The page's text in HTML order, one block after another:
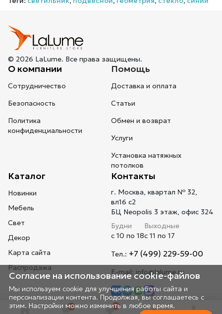
0 0
© 2026 LaLume. Все права защищены.
О компании
Сотрудничество
Безопасность
Политика
конфиденциальности
Помощь
Доставка и оплата
Статьи
Обмен и возврат
Услуги
Установка натяжных
потолков
Каталог
Новинки
Мебель
Свет
Декор
Карта сайта
Распродажа
Контакты
г. Москва, квартал № 32,
вл16 с2
БЦ Neopolis 3 этаж, офис 324
Будни
с 10 по 18
Выходные
с 11 по 17
Тел.: +7 (499) 229-59-00
E-mail: info@lalume.ru
Согласие на использование cookie-файлов
Мы используем cookie для улучшения работы сайта и
персонализации контента. Продолжая, вы соглашаетесь с
этим. Настройки можно изменить в любое время.